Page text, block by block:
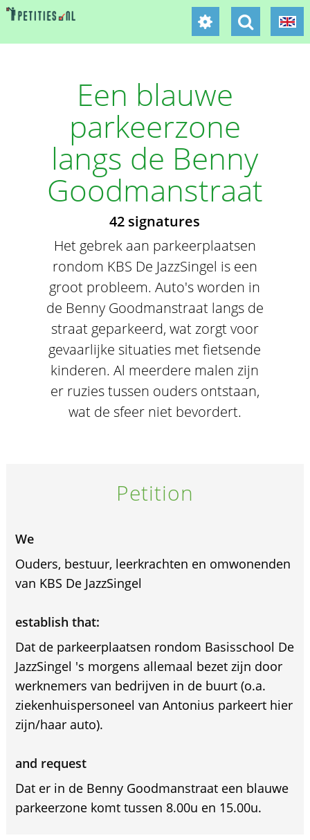
Een blauwe
parkeerzone
langs de Benny
Goodmanstraat
42 signatures
Het gebrek aan parkeerplaatsen
rondom KBS De JazzSingel is een
groot probleem. Auto's worden in
de Benny Goodmanstraat langs de
straat geparkeerd, wat zorgt voor
gevaarlijke situaties met fietsende
kinderen. Al meerdere malen zijn
er ruzies tussen ouders ontstaan,
wat de sfeer niet bevordert.
Petition
We
Ouders, bestuur, leerkrachten en omwonenden
van KBS De JazzSingel
establish that:
Dat de parkeerplaatsen rondom Basisschool De
JazzSingel 's morgens allemaal bezet zijn door
werknemers van bedrijven in de buurt (o.a.
ziekenhuispersoneel van Antonius parkeert hier
zijn/haar auto).
and request
Dat er in de Benny Goodmanstraat een blauwe
parkeerzone komt tussen 8.00u en 15.00u.